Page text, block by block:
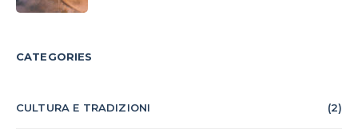
CATEGORIES
CULTURA E TRADIZIONI (2)